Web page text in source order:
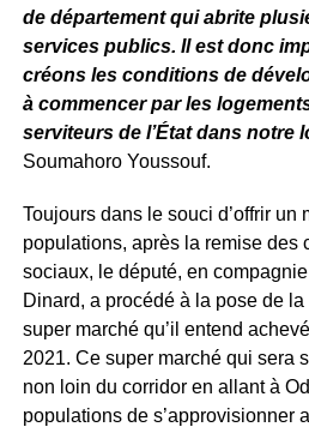
de département qui abrite
services publics. Il est donc
créons les conditions de
à commencer par les
serviteurs de l’État dans notre
Soumahoro Youssouf.
Toujours dans le souci d’offrir un
populations, après la remise des
sociaux, le député, en
Dinard, a procédé à la pose de la
super marché qu’il entend
2021. Ce super marché qui sera
non loin du corridor en allant à
populations de s’approvisionner